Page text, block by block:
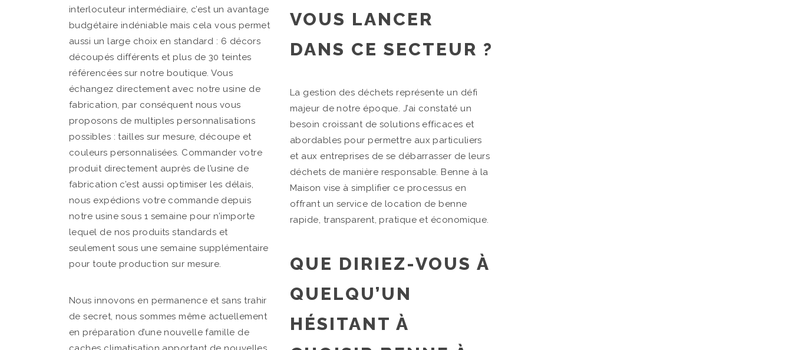
interlocuteur intermédiaire, c’est un avantage
budgétaire indéniable mais cela vous permet
aussi un large choix en standard : 6 décors
découpés différents et plus de 30 teintes
référencées sur notre boutique. Vous
échangez directement avec notre usine de
fabrication, par conséquent nous vous
proposons de multiples personnalisations
possibles : tailles sur mesure, découpe et
couleurs personnalisées. Commander votre
produit directement auprès de l’usine de
fabrication c’est aussi optimiser les délais,
nous expédions votre commande depuis
notre usine sous 1 semaine pour n’importe
lequel de nos produits standards et
seulement sous une semaine supplémentaire
pour toute production sur mesure.
Nous innovons en permanence et sans trahir
de secret, nous sommes même actuellement
en préparation d’une nouvelle famille de
VOUS LANCER
DANS CE SECTEUR ?
La gestion des déchets représente un défi
majeur de notre époque. J’ai constaté un
besoin croissant de solutions efficaces et
abordables pour permettre aux particuliers
et aux entreprises de se débarrasser de leurs
déchets de manière responsable. Benne à la
Maison vise à simplifier ce processus en
offrant un service de location de benne
rapide, transparent, pratique et économique.
QUE DIRIEZ-VOUS À
QUELQU’UN
HÉSITANT À